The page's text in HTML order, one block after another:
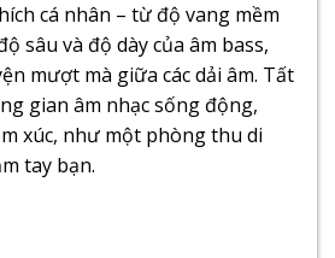
cá nhân – từ độ vang mềm
sâu và độ dày của âm bass,
mượt mà giữa các dải âm. Tất
gian âm nhạc sống động,
xúc, như một phòng thu di
tay bạn.